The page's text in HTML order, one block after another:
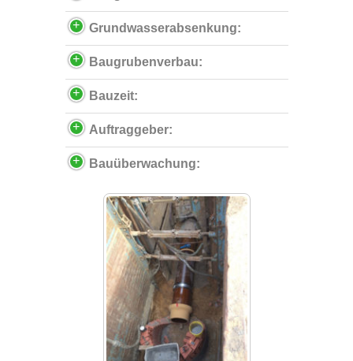
Grundwasserabsenkung:
Baugrubenverbau:
Bauzeit:
Auftraggeber:
Bauüberwachung: